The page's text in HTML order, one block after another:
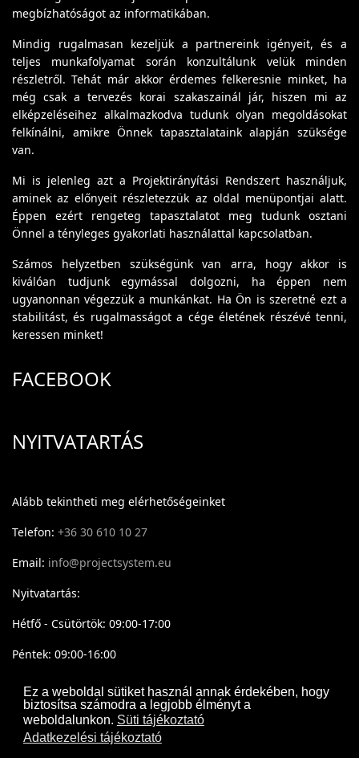
Ez a weboldal sütiket használ annak érdekében, hogy
biztosítsa számodra a legjobb élményt a
weboldalunkon. Süti tájékoztató
Adatkezelési tájékoztató
megbízhatóságot az informatikában.
Mindig rugalmasan kezeljük a partnereink igényeit, és a
teljes munkafolyamat során konzultálunk velük minden
részletről. Tehát már akkor érdemes felkeresnie minket, ha
még csak a tervezés korai szakaszainál jár, hiszen mi az
elképzeléseihez alkalmazkodva tudunk olyan megoldásokat
felkínálni, amikre Önnek tapasztalataink alapján szüksége
van.
Mi is jelenleg azt a Projektirányítási Rendszert használjuk,
aminek az előnyeit részletezzük az oldal menüpontjai alatt.
Éppen ezért rengeteg tapasztalatot meg tudunk osztani
Önnel a tényleges gyakorlati használattal kapcsolatban.
Számos helyzetben szükségünk van arra, hogy akkor is
kiválóan tudjunk egymással dolgozni, ha éppen nem
ugyanonnan végezzük a munkánkat. Ha Ön is szeretné ezt a
stabilitást, és rugalmasságot a cége életének részévé tenni,
keressen minket!
FACEBOOK
NYITVATARTÁS
Alább tekintheti meg elérhetőségeinket
Telefon: +36 30 610 10 27
Email: info@projectsystem.eu
Nyitvatartás:
Hétfő - Csütörtök: 09:00-17:00
Péntek: 09:00-16:00